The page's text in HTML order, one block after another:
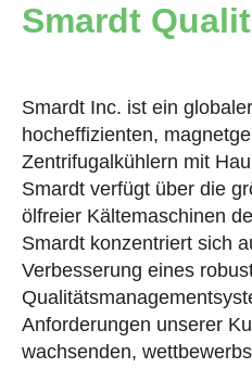
Smardt
Smardt Inc. ist ein
hocheffizienten,
Zentrifugalkühlern mit
Smardt verfügt über die
ölfreier Kältemaschinen
Smardt konzentriert sich
Verbesserung eines
Anforderungen unserer
wachsenden,